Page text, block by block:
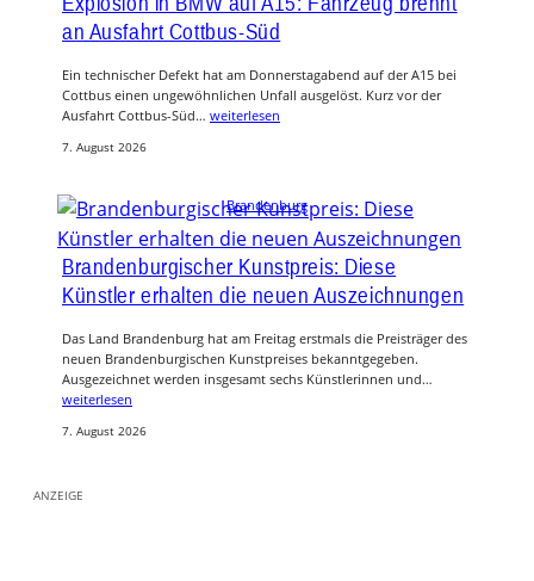
an Ausfahrt Cottbus-Süd
Ein technischer Defekt hat am Donnerstagabend auf der A15 bei
Cottbus einen ungewöhnlichen Unfall ausgelöst. Kurz vor der
Ausfahrt Cottbus-Süd… weiterlesen
7. August 2026
Brandenburg
Brandenburgischer Kunstpreis: Diese
Künstler erhalten die neuen Auszeichnungen
Das Land Brandenburg hat am Freitag erstmals die Preisträger des
neuen Brandenburgischen Kunstpreises bekanntgegeben.
Ausgezeichnet werden insgesamt sechs Künstlerinnen und…
weiterlesen
7. August 2026